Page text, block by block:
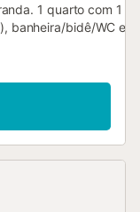
1 quarto com 1
banheira/bidê/WC e
Cozinha (fogão
Móveis de varanda.
lavar a roupa, ferro
famílias.